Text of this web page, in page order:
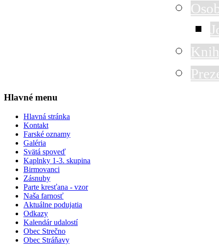
Hlavné menu
Hlavná stránka
Kontakt
Farské oznamy
Galéria
Svätá spoveď
Kaplnky 1-3. skupina
Birmovanci
Zásnuby
Parte kresťana - vzor
Naša farnosť
Aktuálne podujatia
Odkazy
Kalendár udalostí
Obec Strečno
Obec Stráňavy